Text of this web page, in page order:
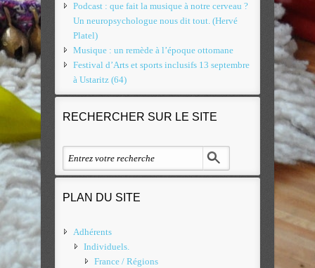
Podcast : que fait la musique à notre cerveau ?
Un neuropsychologue nous dit tout. (Hervé
Platel)
Musique : un remède à l’époque ottomane
Festival d’Arts et sports inclusifs 13 septembre
à Ustaritz (64)
RECHERCHER SUR LE SITE
PLAN DU SITE
Adhérents
Individuels.
France / Régions